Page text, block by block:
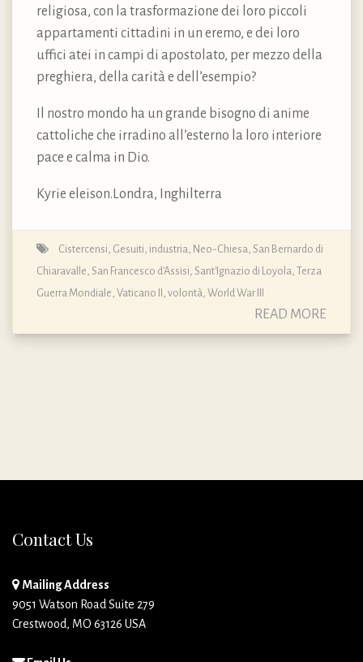
religiosa, con la trasformazione dei loro piccoli
appartamenti cittadini in un eremo, e dei loro
uffici atei in campi di apostolato, per mezzo della
preghiera, della carità e dell’esempio?
Il nostro mondo ha un grande bisogno di anime
cattoliche che irradino all’esterno la loro interiore
pace e calma in Dio.
Kyrie eleison.Londra, Inghilterra
Cistercensi, Gesuiti, industria, Neo-Chiesa, San Bernardo di
Chiaravalle, San Francesco d'Assisi, Sant'Ignazio di Loyola, Terza
Guerra Mondiale, Vaticano II , volontà, World War III
READ MORE
Contact Us
Mailing Address
9051 Watson Road Suite 279
Crestwood, MO 63126 USA